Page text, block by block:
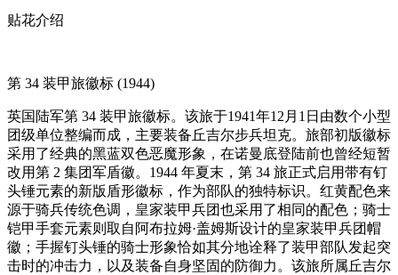
贴花介绍
第 34 装甲旅徽标 (1944)
英国陆军第 34 装甲旅徽标。该旅于1941年12月1日由数个小型
团级单位整编而成，主要装备丘吉尔步兵坦克。旅部初版徽标
采用了经典的黑蓝双色恶魔形象，在诺曼底登陆前也曾经短暂
改用第 2 集团军盾徽。1944 年夏末，第 34 旅正式启用带有钉
头锤元素的新版盾形徽标，作为部队的独特标识。红黄配色来
源于骑兵传统色调，皇家装甲兵团也采用了相同的配色；骑士
铠甲手套元素则取自阿布拉姆·盖姆斯设计的皇家装甲兵团帽
徽；手握钉头锤的骑士形象恰如其分地诠释了装甲部队发起突
击时的冲击力，以及装备自身坚固的防御力。该旅所属丘吉尔